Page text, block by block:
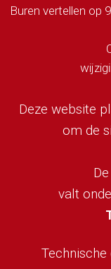
Buren vertellen op
Deze website
om de
valt